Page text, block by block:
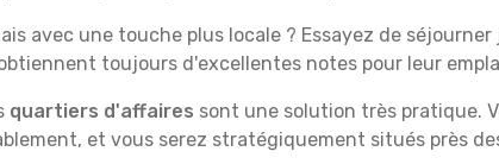
avec une touche plus locale ? Essayez de
toujours d'excellentes notes pour leur
quartiers d'affaires sont une solution très pratique.
et vous serez stratégiquement situés près